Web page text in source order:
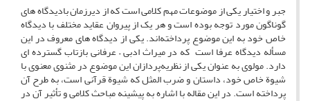
جبر و اختیار یکی از موضوعات مهم کلامی است که از دیرزمان بادیدگاه های
گوناگون مورد توجه بوده است و هر یک از پیروان عقاید مختلف با دیدگاه
خاص خود به این موضوع پرداخته‌اند. یکی از دیدگاه های معروف در این
مسأله دیدگاه عرفا است که در میراث ادبی – عرفانی بازتاب گسترده ای
دارد. مولوی به عنوان یکی از نظریه‌پردازان این موضوع در مثنوی معنوی با
شیوة خاص خود، داستان و ضرب المثل که شیوة قرآنی است، به طرح آن
پرداخته است. در این مقاله با اشاره به پیشینه مباحث کلامی و تأثیر آن در